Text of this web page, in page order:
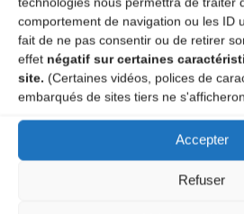
comportement de navigation ou les ID
fait de ne pas consentir ou de retirer
effet négatif sur certaines
site. (Certaines vidéos, polices de
embarqués de sites tiers ne
Accepter
Refuser
A